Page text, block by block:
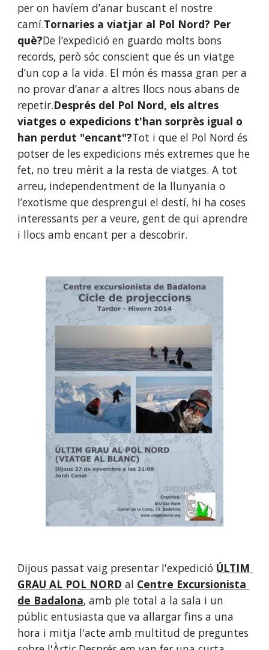
per on havíem d’anar buscant el nostre
camí.Tornaries a viatjar al Pol Nord? Per
què?De l’expedició en guardo molts bons
records, però sóc conscient que és un viatge
d’un cop a la vida. El món és massa gran per a
no provar d’anar a altres llocs nous abans de
repetir.Després del Pol Nord, els altres
viatges o expedicions t'han sorprès igual o
han perdut "encant"?Tot i que el Pol Nord és
potser de les expedicions més extremes que he
fet, no treu mèrit a la resta de viatges. A tot
arreu, independentment de la llunyania o
l’exotisme que desprengui el destí, hi ha coses
interessants per a veure, gent de qui aprendre
i llocs amb encant per a descobrir.
Dijous passat vaig presentar l'expedició ÚLTIM
GRAU AL POL NORD al Centre Excursionista
de Badalona, amb ple total a la sala i un
públic entusiasta que va allargar fins a una
hora i mitja l'acte amb multitud de preguntes